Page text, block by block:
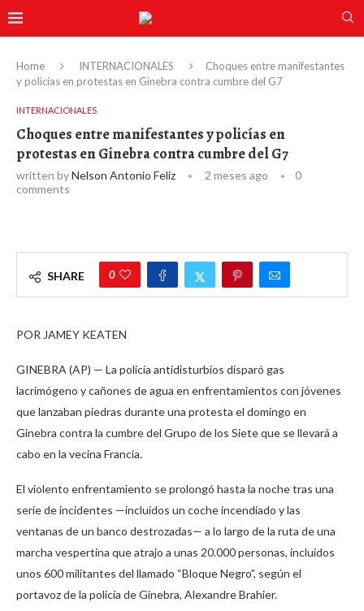
Home INTERNACIONALES
Choques entre manifestantes
y policías en protestas en Ginebra contra cumbre del G7
INTERNACIONALES
Choques entre manifestantes y policías en
protestas en Ginebra contra cumbre del G7
written byNelson Antonio Feliz 2 meses ago
0
comments
SHARE 0
POR JAMEY KEATEN
GINEBRA (AP) — La policía antidisturbios disparó gas
lacrimógeno y cañones de agua en enfrentamientos con jóvenes
que lanzaban piedras durante una protesta el domingo en
Ginebra contra la cumbre del Grupo de los Siete que se llevará a
cabo en la vecina Francia.
El violento enfrentamiento se prolongó hasta la noche tras una
serie de incidentes —incluidos un coche incendiado y las
ventanas de un banco destrozadas— a lo largo de la ruta de una
marcha vespertina que atrajo a unas 20.000 personas, incluidos
unos 600 militantes del llamado “Bloque Negro”, según el
portavoz de la policía de Ginebra, Alexandre Brahier.